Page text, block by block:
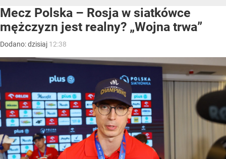
Mecz Polska – Rosja w siatkówce
mężczyzn jest realny? „Wojna trwa”
Dodano:dzisiaj 12:38